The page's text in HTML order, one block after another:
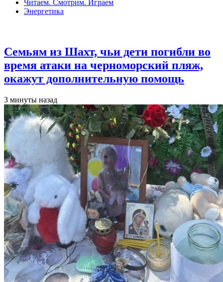
Читаем. Смотрим. Играем
Энергетика
Семьям из Шахт, чьи дети погибли во
время атаки на черноморский пляж,
окажут дополнительную помощь
3 минуты назад